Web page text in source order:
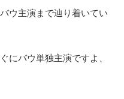
ウ主演まで辿り着いてい
にバウ単独主演ですよ、